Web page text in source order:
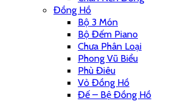
Đồng Hồ
Bộ 3 Món
Bộ Đếm Piano
Chưa Phân Loại
Phong Vũ Biểu
Phù Điêu
Vỏ Đồng Hồ
Đế – Bệ Đồng Hồ